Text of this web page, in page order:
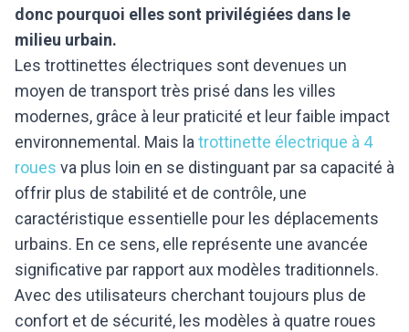
donc pourquoi elles sont privilégiées dans le
milieu urbain.
Les trottinettes électriques sont devenues un
moyen de transport très prisé dans les villes
modernes, grâce à leur praticité et leur faible impact
environnemental. Mais latrottinette électrique à 4
roues va plus loin en se distinguant par sa capacité à
offrir plus de stabilité et de contrôle, une
caractéristique essentielle pour les déplacements
urbains. En ce sens, elle représente une avancée
significative par rapport aux modèles traditionnels.
Avec des utilisateurs cherchant toujours plus de
confort et de sécurité, les modèles à quatre roues